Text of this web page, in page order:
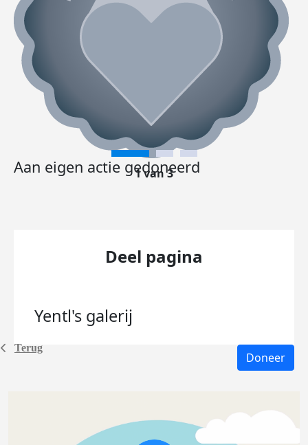
Terug
Aan eigen actie gedoneerd
1 van 3
Deel pagina
Yentl's galerij
Doneer